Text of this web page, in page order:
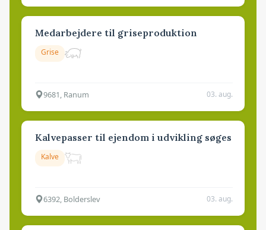
Medarbejdere til griseproduktion
Grise
9681, Ranum 03. aug.
Kalvepasser til ejendom i udvikling søges
Kalve
6392, Bolderslev 03. aug.